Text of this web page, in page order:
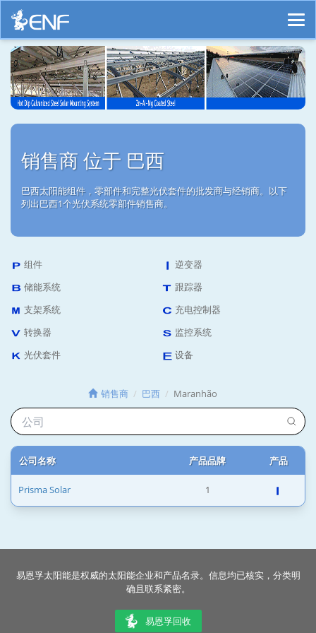
销售商 位于 巴西
巴西太阳能组件，零部件和完整光伏套件的批发商与经销商。以下
列出巴西1个光伏系统零部件销售商。
组件
逆变器
储能系统
跟踪器
支架系统
充电控制器
转换器
监控系统
光伏套件
设备
销售商 巴西 Maranhão
公司名称 产品品牌 产品
Prisma Solar 1
易恩孚太阳能是权威的太阳能企业和产品名录。信息均已核实，分类明
确且联系紧密。
易恩孚回收